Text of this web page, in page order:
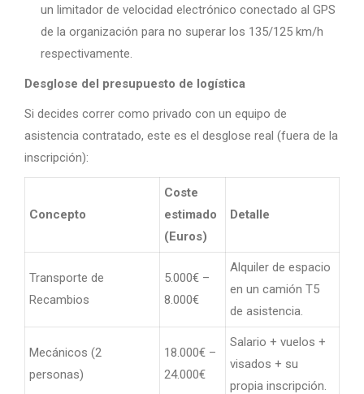
un limitador de velocidad electrónico conectado al GPS
de la organización para no superar los 135/125 km/h
respectivamente.
Desglose del presupuesto de logística
Si decides correr como privado con un equipo de
asistencia contratado, este es el desglose real (fuera de la
inscripción):
Concepto
Coste
estimado
(Euros)
Detalle
Transporte de
Recambios
5.000€ –
8.000€
Alquiler de espacio
en un camión T5
de asistencia.
Mecánicos (2
personas)
18.000€ –
24.000€
Salario + vuelos +
visados + su
propia inscripción.